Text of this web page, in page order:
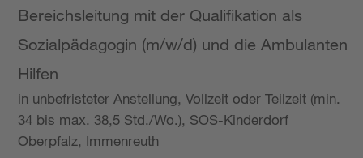
Bereichsleitung mit der Qualifikation als
Sozialpädagogin (m/w/d) und die Ambulanten
Hilfen
in unbefristeter Anstellung, Vollzeit oder Teilzeit (min.
34 bis max. 38,5 Std./Wo.), SOS-Kinderdorf
Oberpfalz, Immenreuth